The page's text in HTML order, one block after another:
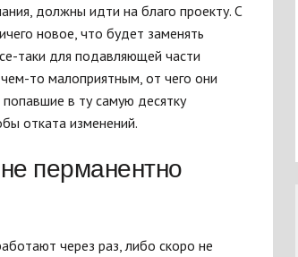
должны идти на благо проекту. С
новое, что будет заменять
таки для подавляющей части
то малоприятным, от чего они
попавшие в ту самую десятку
отката изменений.
перманентно
через раз, либо скоро не